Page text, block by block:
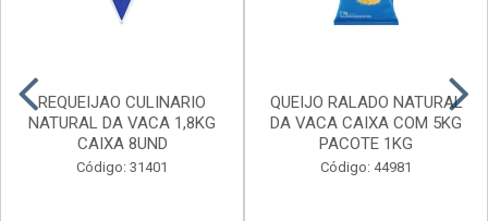
REQUEIJAO CULINARIO
NATURAL DA VACA 1,8KG
CAIXA 8UND
Código: 31401
QUEIJO RALADO NATURAL
DA VACA CAIXA COM 5KG
PACOTE 1KG
Código: 44981